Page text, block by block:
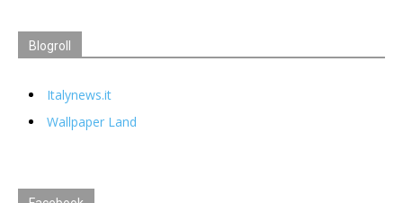
Blogroll
Italynews.it
Wallpaper Land